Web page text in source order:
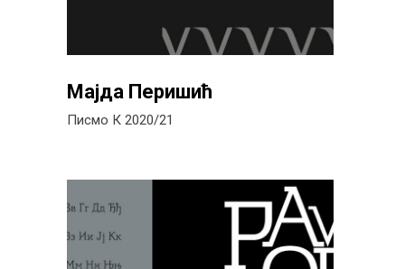
Мајда Перишић
Писмо К 2020/21